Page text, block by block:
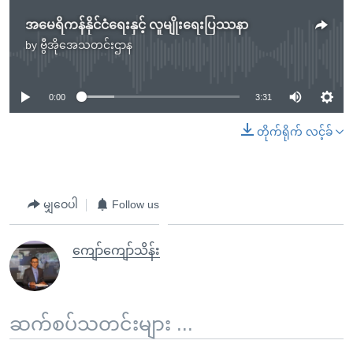
အမေရိကန်နိုင်ငံရေးနှင့် လူမျိုးရေးပြဿနာ
by ဗွီအိုအေသတင်းဌာန
No media source currently available
0:00 3:31
တိုက်ရိုက် လင့်ခ်
မျှဝေပါ Follow us
ကျော်ကျော်သိန်း
ဆက်စပ်သတင်းများ ...